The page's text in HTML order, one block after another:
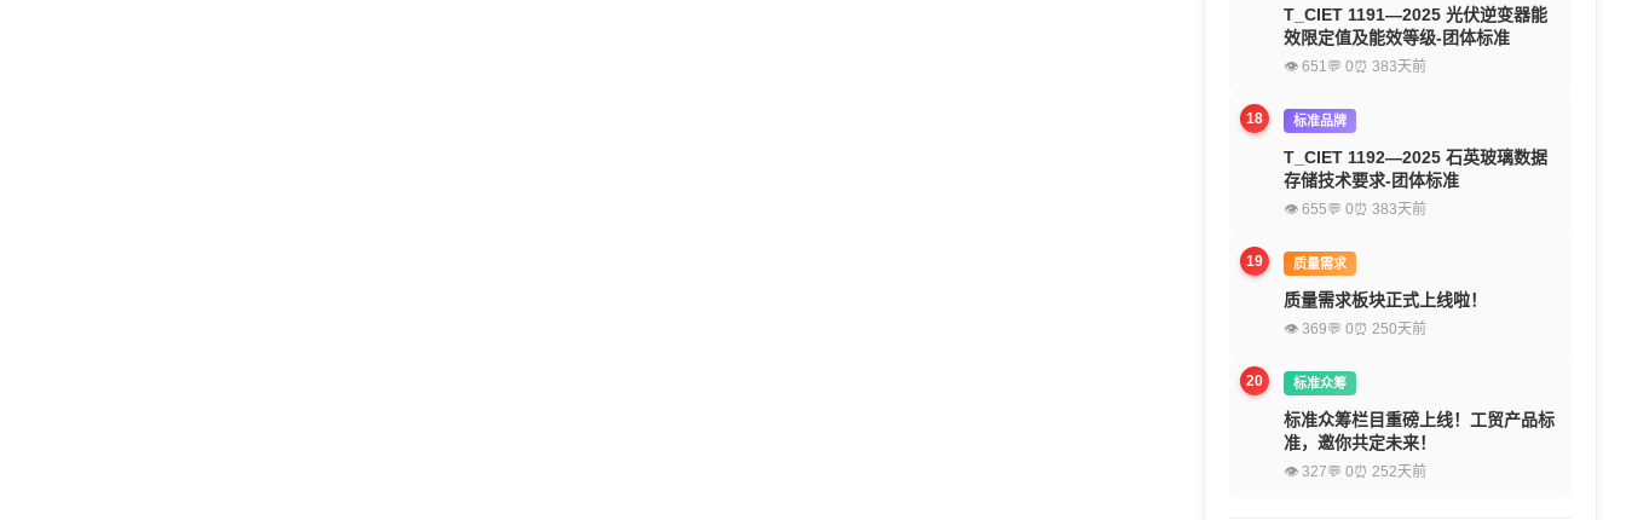
T_CIET 1191—2025 光伏逆变器能
效限定值及能效等级-团体标准
👁 651💬 0⏰ 383天前
18 标准品牌
T_CIET 1192—2025 石英玻璃数据
存储技术要求-团体标准
👁 655💬 0⏰ 383天前
19 质量需求
质量需求板块正式上线啦！
👁 369💬 0⏰ 250天前
20 标准众筹
标准众筹栏目重磅上线！工贸产品标
准，邀你共定未来！
👁 327💬 0⏰ 252天前